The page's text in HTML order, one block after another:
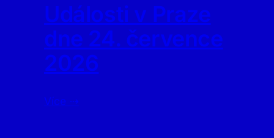
Události v Praze
dne 24. července
2026
Více ⇢